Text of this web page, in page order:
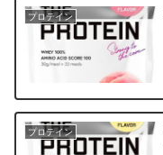
プロテイン
プロテイン